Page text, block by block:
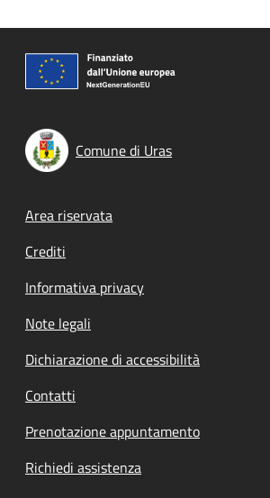
Comune di Uras
Footer menu
Area riservata
Crediti
Informativa privacy
Note legali
Dichiarazione di accessibilità
Contatti
Prenotazione appuntamento
Richiedi assistenza